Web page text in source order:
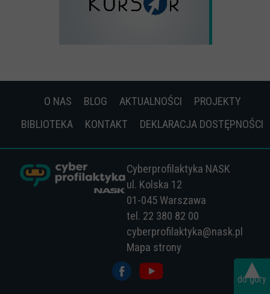
O NAS BLOG AKTUALNOŚCI
PROJEKTY
BIBLIOTEKA
KONTAKT DEKLARACJA DOSTĘPNOŚCI
Cyberprofilaktyka NASK
ul. Kolska 12
01-045 Warszawa
tel. 22 380 82 00
cyberprofilaktyka@nask.pl
Mapa strony
▴
do góry